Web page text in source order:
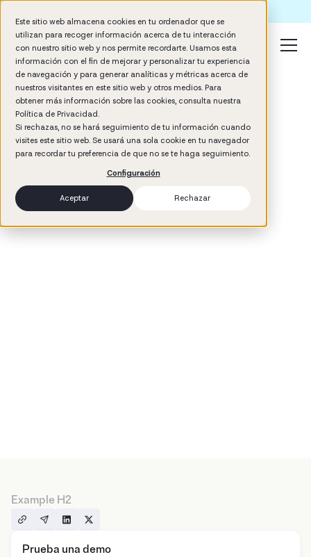
Este sitio web almacena cookies en tu ordenador que se
utilizan para recoger información acerca de tu interacción
con nuestro sitio web y nos permite recordarte. Usamos esta
información con el fin de mejorar y personalizar tu experiencia
de navegación y para generar analíticas y métricas acerca de
nuestros visitantes en este sitio web y otros medios. Para
obtener más información sobre las cookies, consulta nuestra
Política de Privacidad.
Si rechazas, no se hará seguimiento de tu información cuando
visites este sitio web. Se usará una sola cookie en tu navegador
para recordar tu preferencia de que no se te haga seguimiento.
Configuración
Aceptar Rechazar
min read
Example H2
Prueba una demo